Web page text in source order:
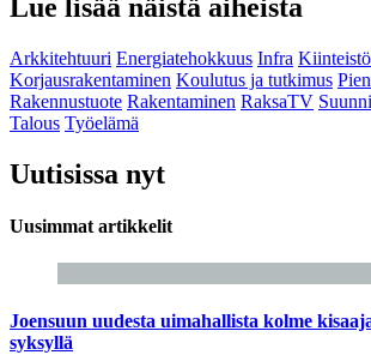
Lue lisää näistä aiheista
Arkkitehtuuri Energiatehokkuus Infra
Korjausrakentaminen Koulutus ja tutkimus
Rakennustuote Rakentaminen RaksaTV
Talous Työelämä
Uutisissa nyt
Uusimmat artikkelit
Joensuun uudesta uimahallista kolme
syksyllä